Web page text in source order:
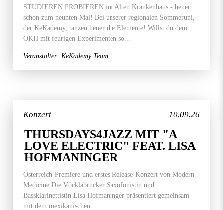
STUDIEREN PROBIEREN im Alten Krankenhaus - heuer
schon zum neunten Mal! Bei unserer regionalen Sommeruni,
der KeKademy, tanzen heuer die Elemente! Willst du dem
OKH mit feurigen Experimenten so...
Veranstalter: KeKademy Team
10.09.26
Konzert
THURSDAYS4JAZZ MIT "A
LOVE ELECTRIC" FEAT. LISA
HOFMANINGER
Österreich-Premiere und erstes Release-Konzert von Modern
Medicine Die Vöcklabrucker Saxofonistin und
Bassklarinettistin Lisa Hofmaninger präsentiert gemeinsam
mit dem mexikanischen...